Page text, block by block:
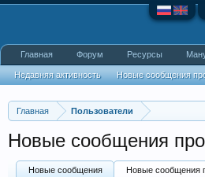
Главная Пользователи
Новые сообщения
Новые сообщения Новые сообщения
Главная Форум Ресурсы
Недавняя активность Новые сообщения